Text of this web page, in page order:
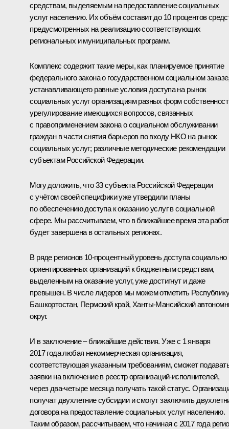
средствам, выделяемым на предоставление социальных
услуг населению. Их объём составит до 10 процентов
предусмотренных на реализацию соответствующих
региональных и муниципальных программ.
Комплекс содержит такие меры, как планируемое принятие
федерального закона о государственном социальном
устанавливающего равные условия доступа на рынок
социальных услуг организациям разных форм
урегулирование имеющихся вопросов, связанных
с правоприменением закона о социальном обслуживании
граждан в части снятия барьеров по входу НКО на рынок
социальных услуг; различные методические рекомендации
субъектам Российской Федерации.
Могу доложить, что 33 субъекта Российской Федерации
с учётом своей специфики уже утвердили планы
по обеспечению доступа к оказанию услуг в социальной
сфере. Мы рассчитываем, что в ближайшее время эта
будет завершена в остальных регионах.
В ряде регионов 10-процентный уровень доступа социально
ориентированных организаций к бюджетным средствам,
выделенным на оказание услуг, уже достигнут и даже
превышен. В числе лидеров мы можем отметить Республику
Башкортостан, Пермский край, Ханты-Мансийский
округ.
И в заключение – ближайшие действия. Уже с 1 января
2017 года любая некоммерческая организация,
соответствующая указанным требованиям, сможет
заявки на включение в реестр организаций-исполнителей,
через два-четыре месяца получать такой статус.
получат двухлетние субсидии и смогут заключить
договора на предоставление социальных услуг населению.
Таким образом, рассчитываем, что начиная с 2017 года